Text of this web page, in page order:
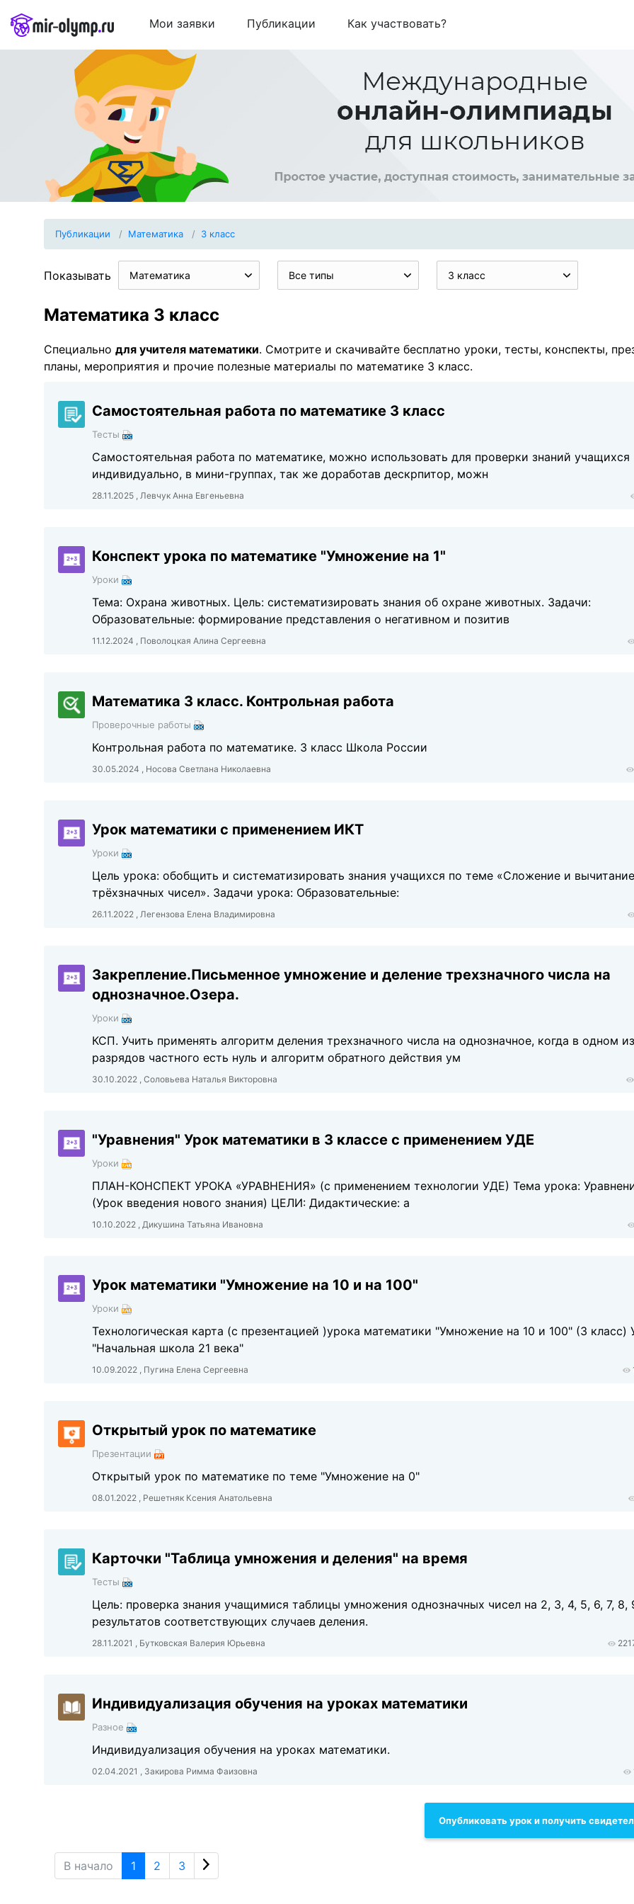
Мои заявки Публикации Как участвовать?
Публикации Математика 3 класс
Показывать Математика Все типы 3 класс
Математика 3 класс
Специально для учителя математики. Смотрите и скачивайте бесплатно уроки, тесты, конспекты,
планы, мероприятия и прочие полезные материалы по математике 3 класс.
Самостоятельная работа по математике 3 класс
Тесты
Самостоятельная работа по математике, можно использовать для проверки знаний учащихся
индивидуально, в мини-группах, так же доработав дескрпитор, можн
28.11.2025 , Левчук Анна Евгеньевна
Конспект урока по математике "Умножение на 1"
Уроки
Тема: Охрана животных. Цель: систематизировать знания об охране животных. Задачи:
Образовательные: формирование представления о негативном и позитив
11.12.2024 , Поволоцкая Алина Сергеевна
Математика 3 класс. Контрольная работа
Проверочные работы
Контрольная работа по математике. 3 класс Школа России
30.05.2024 , Носова Светлана Николаевна
Урок математики с применением ИКТ
Уроки
Цель урока: обобщить и систематизировать знания учащихся по теме «Сложение и вычитание
трёхзначных чисел». Задачи урока: Образовательные:
26.11.2022 , Легензова Елена Владимировна
Закрепление.Письменное умножение и деление трехзначного числа на
однозначное.Озера.
Уроки
КСП. Учить применять алгоритм деления трехзначного числа на однозначное, когда в одном из
разрядов частного есть нуль и алгоритм обратного действия ум
30.10.2022 , Соловьева Наталья Викторовна
"Уравнения" Урок математики в 3 классе с применением УДЕ
Уроки
ПЛАН-КОНСПЕКТ УРОКА «УРАВНЕНИЯ» (с применением технологии УДЕ) Тема урока:
(Урок введения нового знания) ЦЕЛИ: Дидактические: а
10.10.2022 , Дикушина Татьяна Ивановна
Урок математики "Умножение на 10 и на 100"
Уроки
Технологическая карта (с презентацией )урока математики "Умножение на 10 и 100" (3 класс)
"Начальная школа 21 века"
10.09.2022 , Пугина Елена Сергеевна
Открытый урок по математике
Презентации
Открытый урок по математике по теме "Умножение на 0"
08.01.2022 , Решетняк Ксения Анатольевна
Карточки "Таблица умножения и деления" на время
Тесты
Цель: проверка знания учащимися таблицы умножения однозначных чисел на 2, 3, 4, 5, 6, 7, 8,
результатов соответствующих случаев деления.
28.11.2021 , Бутковская Валерия Юрьевна
Индивидуализация обучения на уроках математики
Разное
Индивидуализация обучения на уроках математики.
02.04.2021 , Закирова Римма Фаизовна
Опубликовать урок и получить
В начало 1 2 3